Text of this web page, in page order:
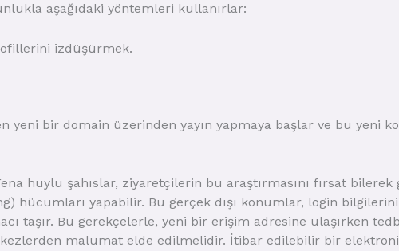
aşağıdaki yöntemleri kullanırlar:
izdüşürmek.
yeni bir domain üzerinden yayın yapmaya başlar ve bu yeni
huylu şahıslar, ziyaretçilerin bu araştırmasını fırsat bilerek
hücumları yapabilir. Bu gerçek dışı konumlar, login bilgilerini
taşır. Bu gerekçelerle, yeni bir erişim adresine ulaşırken
malumat elde edilmelidir. İtibar edilebilir bir